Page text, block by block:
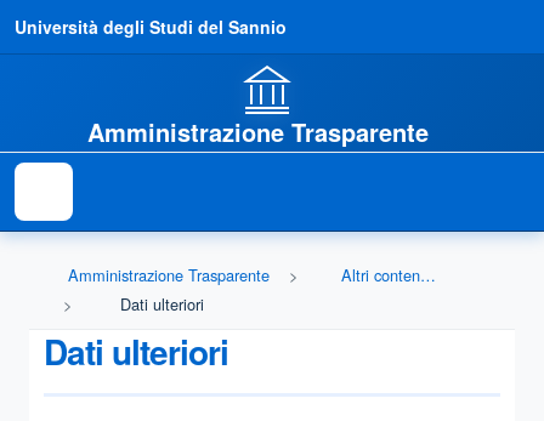
Università degli Studi del Sannio
Amministrazione Trasparente
Amministrazione Trasparente
Altri contenuti - Dati ulteriori
Dati ulteriori
Dati ulteriori